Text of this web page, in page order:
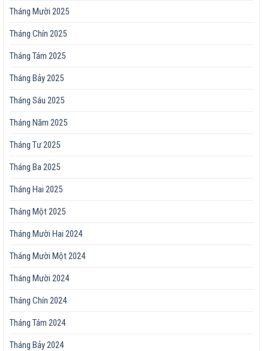
Tháng Mười 2025
Tháng Chín 2025
Tháng Tám 2025
Tháng Bảy 2025
Tháng Sáu 2025
Tháng Năm 2025
Tháng Tư 2025
Tháng Ba 2025
Tháng Hai 2025
Tháng Một 2025
Tháng Mười Hai 2024
Tháng Mười Một 2024
Tháng Mười 2024
Tháng Chín 2024
Tháng Tám 2024
Tháng Bảy 2024